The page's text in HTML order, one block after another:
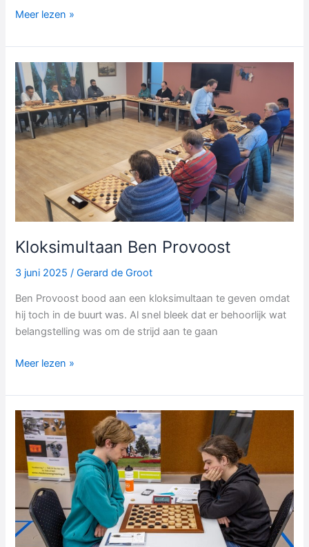
Matige
competitie
Meer lezen »
Kloksimultaan Ben Provoost
3 juni 2025 /Gerard de Groot
Ben Provoost bood aan een kloksimultaan te geven omdat
hij toch in de buurt was. Al snel bleek dat er behoorlijk wat
belangstelling was om de strijd aan te gaan
Kloksimultaan
Provoost
Meer lezen »